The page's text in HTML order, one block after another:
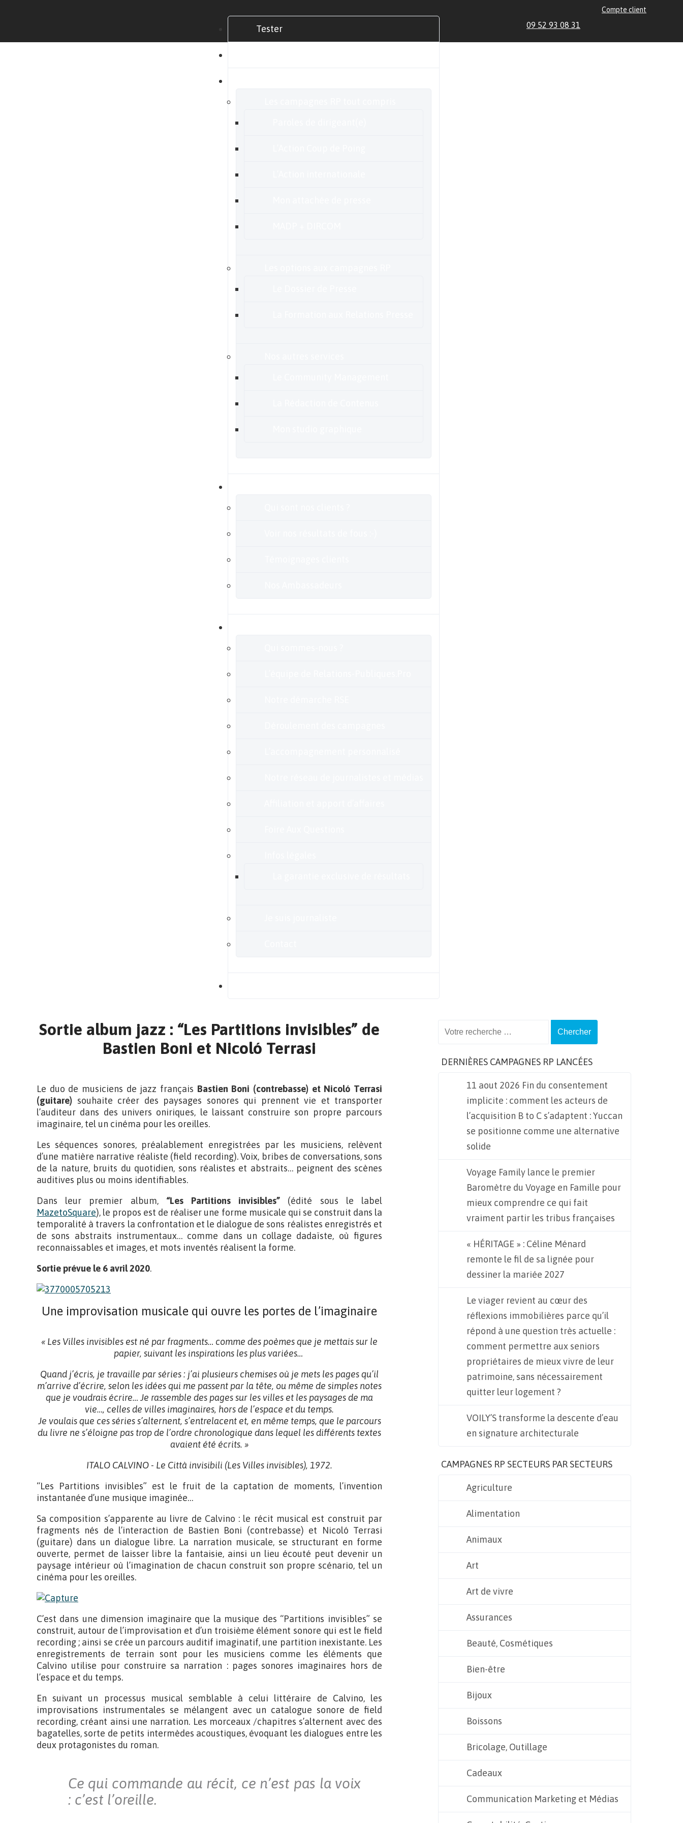
Tester
Compte client
09 52 93 08 31
Sortie album jazz : “Les Partitions invisibles” de
Bastien Boni et Nicoló Terrasi
Le duo de musiciens de jazz français Bastien Boni (contrebasse) et Nicoló Terrasi
(guitare) souhaite créer des paysages sonores qui prennent vie et transporter
l’auditeur dans des univers oniriques, le laissant construire son propre parcours
imaginaire, tel un cinéma pour les oreilles.
Les séquences sonores, préalablement enregistrées par les musiciens, relèvent
d’une matière narrative réaliste (field recording). Voix, bribes de conversations, sons
de la nature, bruits du quotidien, sons réalistes et abstraits… peignent des scènes
auditives plus ou moins identifiables.
Dans leur premier album, “Les Partitions invisibles” (édité sous le label
MazetoSquare), le propos est de réaliser une forme musicale qui se construit dans la
temporalité à travers la confrontation et le dialogue de sons réalistes enregistrés et
de sons abstraits instrumentaux… comme dans un collage dadaïste, où figures
reconnaissables et images, et mots inventés réalisent la forme.
Sortie prévue le 6 avril 2020.
Une improvisation musicale qui ouvre les portes de l’imaginaire
« Les Villes invisibles est né par fragments… comme des poèmes que je mettais sur le
papier, suivant les inspirations les plus variées…
Quand j’écris, je travaille par séries : j’ai plusieurs chemises où je mets les pages qu’il
m’arrive d’écrire, selon les idées qui me passent par la tête, ou même de simples notes
que je voudrais écrire… Je rassemble des pages sur les villes et les paysages de ma
vie…, celles de villes imaginaires, hors de l’espace et du temps.
Je voulais que ces séries s’alternent, s’entrelacent et, en même temps, que le parcours
du livre ne s’éloigne pas trop de l’ordre chronologique dans lequel les différents textes
avaient été écrits. »
ITALO CALVINO - Le Città invisibili (Les Villes invisibles), 1972.
“Les Partitions invisibles” est le fruit de la captation de moments, l’invention
instantanée d’une musique imaginée…
Sa composition s’apparente au livre de Calvino : le récit musical est construit par
fragments nés de l’interaction de Bastien Boni (contrebasse) et Nicoló Terrasi
(guitare) dans un dialogue libre. La narration musicale, se structurant en forme
ouverte, permet de laisser libre la fantaisie, ainsi un lieu écouté peut devenir un
paysage intérieur où l’imagination de chacun construit son propre scénario, tel un
cinéma pour les oreilles.
C’est dans une dimension imaginaire que la musique des “Partitions invisibles” se
construit, autour de l’improvisation et d’un troisième élément sonore qui est le field
recording ; ainsi se crée un parcours auditif imaginatif, une partition inexistante. Les
enregistrements de terrain sont pour les musiciens comme les éléments que
Calvino utilise pour construire sa narration : pages sonores imaginaires hors de
l’espace et du temps.
En suivant un processus musical semblable à celui littéraire de Calvino, les
improvisations instrumentales se mélangent avec un catalogue sonore de field
recording, créant ainsi une narration. Les morceaux /chapitres s’alternent avec des
bagatelles, sorte de petits intermèdes acoustiques, évoquant les dialogues entre les
deux protagonistes du roman.
Ce qui commande au récit, ce n’est pas la voix
: c’est l’oreille.
DERNIÈRES CAMPAGNES RP LANCÉES
11 aout 2026 Fin du consentement
implicite : comment les acteurs de
l’acquisition B to C s’adaptent : Yuccan
se positionne comme une alternative
solide
Voyage Family lance le premier
Baromètre du Voyage en Famille pour
mieux comprendre ce qui fait
vraiment partir les tribus françaises
« HÉRITAGE » : Céline Ménard
remonte le fil de sa lignée pour
dessiner la mariée 2027
Le viager revient au cœur des
réflexions immobilières parce qu’il
répond à une question très actuelle :
comment permettre aux seniors
propriétaires de mieux vivre de leur
patrimoine, sans nécessairement
quitter leur logement ?
VOILY’S transforme la descente d’eau
en signature architecturale
CAMPAGNES RP SECTEURS PAR SECTEURS
Agriculture
Alimentation
Animaux
Art
Art de vivre
Assurances
Beauté, Cosmétiques
Bien-être
Bijoux
Boissons
Bricolage, Outillage
Cadeaux
Communication Marketing et Médias